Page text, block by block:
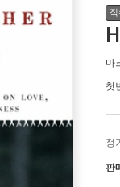
마
첫
정
판